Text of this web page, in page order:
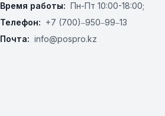
Время работы: Пн-Пт 10:00-18:00;
Телефон: +7 (700)‒950‒99‒13
Почта: info@pospro.kz